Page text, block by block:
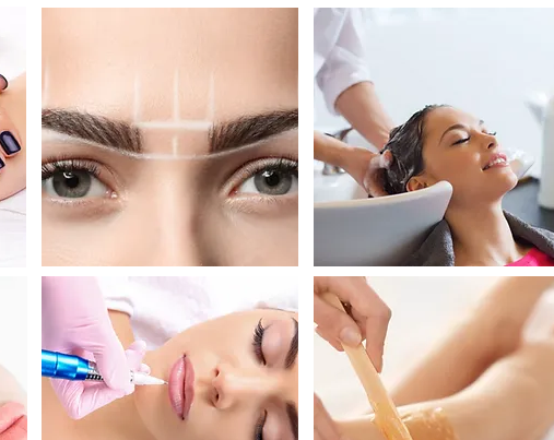
Перманент та Тату
Фарбуваня та Стрижки
Депіляція